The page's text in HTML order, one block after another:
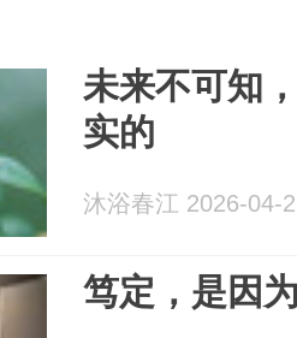
未来不可知
实的
沐浴春江 2026-04-
笃定，是因